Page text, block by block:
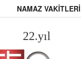
NAMAZ VAKİTLERİ
22.yıl